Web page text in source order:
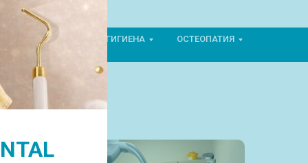
ОРТОПЕДИЯ ГИГИЕНА ОСТЕОПАТИЯ